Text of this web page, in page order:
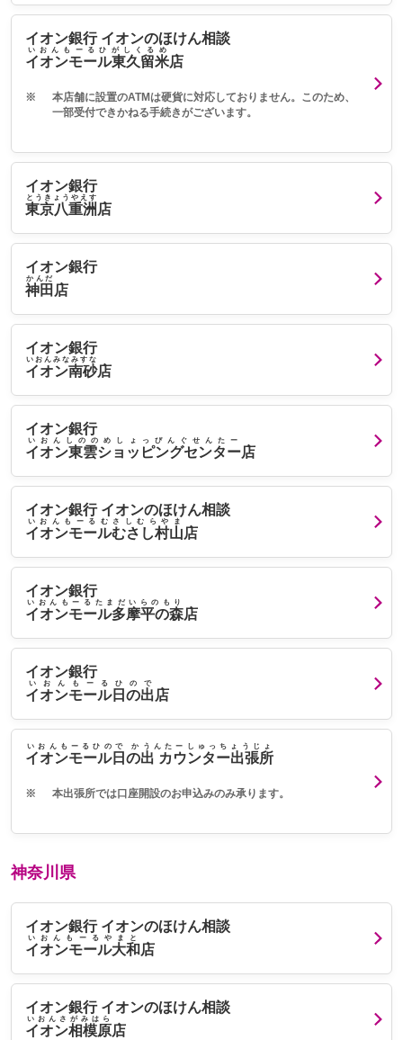
イオン銀行 イオンのほけん相談
イオンモール東久留米
いおんもーるひがしくるめ
店
※
本店舗に設置のATMは硬貨に対応しておりません。このため、
一部受付できかねる手続きがございます。
イオン銀行
東京八重洲
とうきょうやえす
店
イオン銀行
神田
かんだ
店
イオン銀行
イオン南砂
いおんみなみすな
店
イオン銀行
イオン東雲ショッピングセンター
いおんしののめしょっぴんぐせんたー
店
イオン銀行 イオンのほけん相談
イオンモールむさし村山
いおんもーるむさしむらやま
店
イオン銀行
イオンモール多摩平の森
いおんもーるたまだいらのもり
店
イオン銀行
イオンモール日の出
いおんもーるひので
店
イオンモール日の出 カウンター出張所
いおんもーるひので かうんたーしゅっちょうじょ
※ 本出張所では口座開設のお申込みのみ承ります。
神奈川県
イオン銀行 イオンのほけん相談
イオンモール大和
いおんもーるやまと
店
イオン銀行 イオンのほけん相談
イオン相模原
いおんさがみはら
店